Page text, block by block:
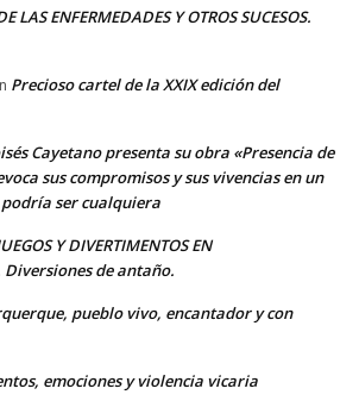
LAS ENFERMEDADES Y OTROS SUCESOS.
Precioso cartel de la XXIX edición del
Cayetano presenta su obra «Presencia de
sus compromisos y sus vivencias en un
ser cualquiera
Y DIVERTIMENTOS EN
Diversiones de antaño.
pueblo vivo, encantador y con
emociones y violencia vicaria